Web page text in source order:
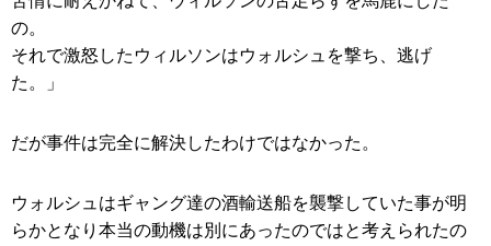
の。
それで激怒したウィルソンはウォルシュを撃ち、逃げ
た。」
だが事件は完全に解決したわけではなかった。
ウォルシュはギャング達の酒輸送船を襲撃していた事が明
らかとなり本当の動機は別にあったのではと考えられたの